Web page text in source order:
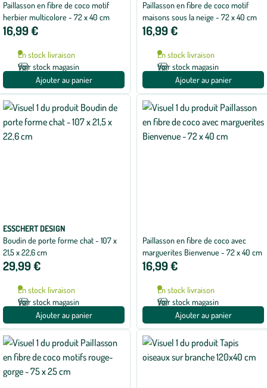
Paillasson en fibre de coco motif
herbier multicolore - 72 x 40 cm
16,99 €
En stock livraison
Voir stock magasin
Ajouter au panier
Paillasson en fibre de coco motif
maisons sous la neige - 72 x 40 cm
16,99 €
En stock livraison
Voir stock magasin
Ajouter au panier
ESSCHERT DESIGN
Boudin de porte forme chat - 107 x
21,5 x 22,6 cm
29,99 €
En stock livraison
Voir stock magasin
Ajouter au panier
Paillasson en fibre de coco avec
marguerites Bienvenue - 72 x 40 cm
16,99 €
En stock livraison
Voir stock magasin
Ajouter au panier